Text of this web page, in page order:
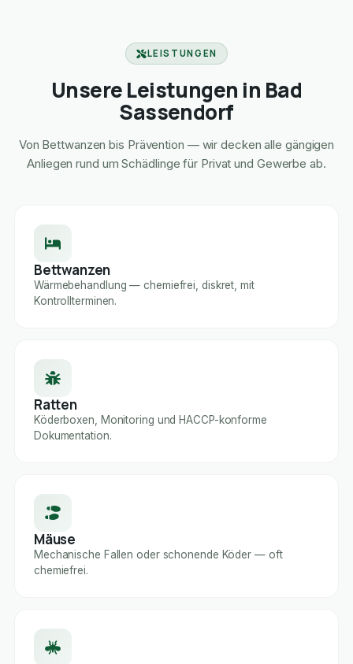
LEISTUNGEN
Unsere Leistungen in Bad
Sassendorf
Von Bettwanzen bis Prävention — wir decken alle gängigen
Anliegen rund um Schädlinge für Privat und Gewerbe ab.
Bettwanzen
Wärmebehandlung — chemiefrei, diskret, mit
Kontrollterminen.
Ratten
Köderboxen, Monitoring und HACCP-konforme
Dokumentation.
Mäuse
Mechanische Fallen oder schonende Köder — oft
chemiefrei.